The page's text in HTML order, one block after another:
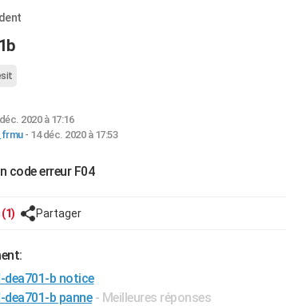
2020 à 17:16
- 14 déc. 2020 à 17:53
code erreur F04
Partager
dea701-b notice
b panne - Meilleures réponses